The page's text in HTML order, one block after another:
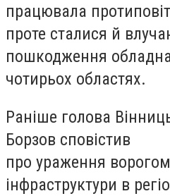
працювала
проте сталися й
пошкодження
чотирьох областях.
Раніше голова
Борзов сповістив
про ураження
інфраструктури в